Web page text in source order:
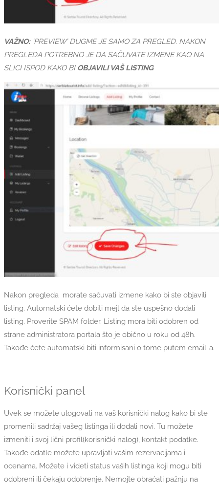
VAŽNO: ‘PREVIEW’ DUGME JE SAMO ZA PREGLED. NAKON
PREGLEDA POTREBNO JE DA SAČUVATE IZMENE KAO NA
SLICI ISPOD KAKO BI OBJAVILI VAŠ LISTING
Nakon pregleda morate sačuvati izmene kako bi ste objavili
listing. Automatski ćete dobiti mejl da ste uspešno dodali
listing. Proverite SPAM folder. Listing mora biti odobren od
strane administratora portala što je obično u roku od 48h.
Takođe ćete automatski biti informisani o tome putem email-a.
Korisnički panel
Uvek se možete ulogovati na vaš korisnički nalog kako bi ste
promenili sadržaj vašeg listinga ili dodali novi. Tu možete
izmeniti i svoj lični profil(korisnički nalog), kontakt podatke.
Takođe odatle možete upravljati vašim rezervacijama i
ocenama. Možete i videti status vaših listinga koji mogu biti
odobreni ili čekaju odobrenje. Nemojte obraćati pažnju na